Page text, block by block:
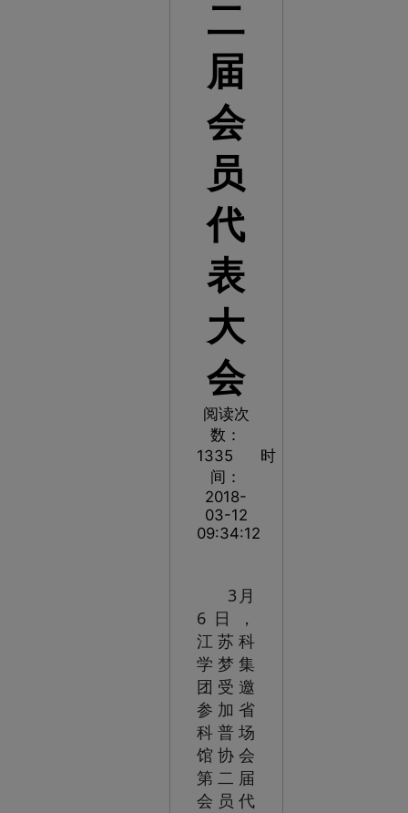
二
届
会
员
代
表
大
会
阅读次
数：
1335
时
间：
2018-
03-12
09:34:12
3月
6日，
江苏科
学梦集
团受邀
参加省
科普场
馆协会
第二届
会员代